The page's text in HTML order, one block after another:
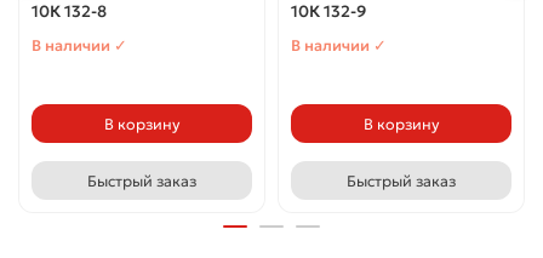
10К 132-8
В наличии ✓
В корзину
Быстрый заказ
10К 132-9
В наличии ✓
В корзину
Быстрый заказ